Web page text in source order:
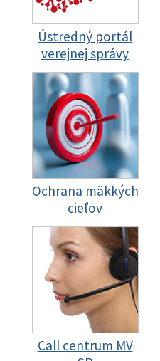
Ústredný portál
verejnej správy
Ochrana mäkkých
cieľov
Call centrum MV